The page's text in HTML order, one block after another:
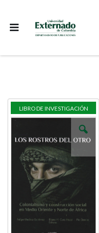
COEDICIONES
Skip
the
images
gallery
Skip
the
images
gallery
LIBRO DE INVESTIGACIÓN